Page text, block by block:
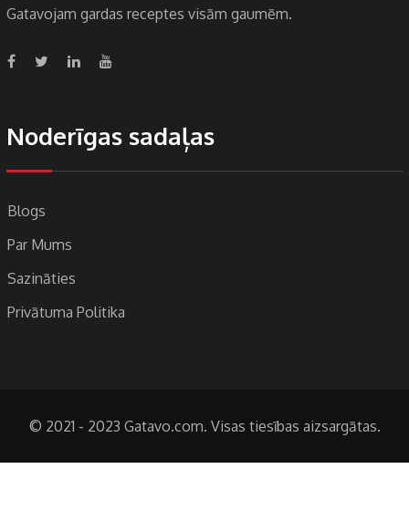
Gatavojam gardas receptes visām gaumēm.
Noderīgas sadaļas
Blogs
Par Mums
Sazināties
Privātuma Politika
© 2021 - 2023 Gatavo.com. Visas tiesības aizsargātas.